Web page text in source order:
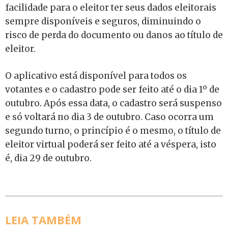
facilidade para o eleitor ter seus dados eleitorais
sempre disponíveis e seguros, diminuindo o
risco de perda do documento ou danos ao título de
eleitor.
O aplicativo está disponível para todos os
votantes e o cadastro pode ser feito até o dia 1º de
outubro. Após essa data, o cadastro será suspenso
e só voltará no dia 3 de outubro. Caso ocorra um
segundo turno, o princípio é o mesmo, o título de
eleitor virtual poderá ser feito até a véspera, isto
é, dia 29 de outubro.
LEIA TAMBÉM